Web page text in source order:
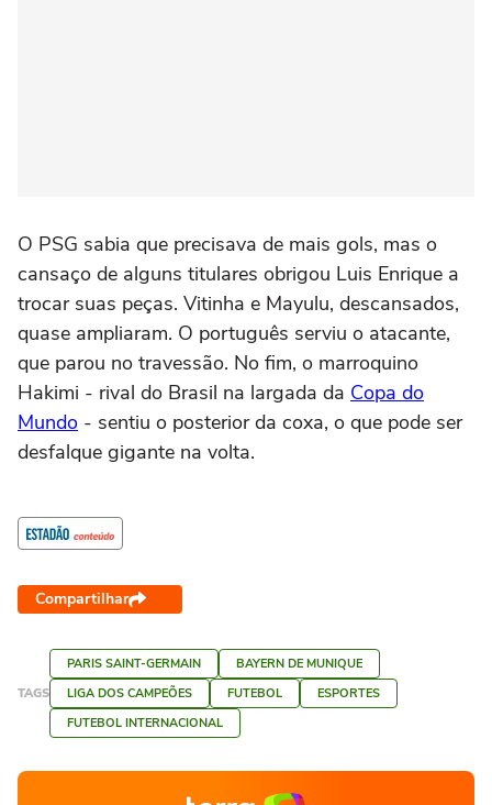
O PSG sabia que precisava de mais gols, mas o
cansaço de alguns titulares obrigou Luis Enrique a
trocar suas peças. Vitinha e Mayulu, descansados,
quase ampliaram. O português serviu o atacante,
que parou no travessão. No fim, o marroquino
Hakimi - rival do Brasil na largada da Copa do
Mundo - sentiu o posterior da coxa, o que pode ser
desfalque gigante na volta.
Compartilhar
TAGS
PARIS SAINT-GERMAIN
BAYERN DE MUNIQUE
LIGA DOS CAMPEÕES
FUTEBOL
ESPORTES
FUTEBOL INTERNACIONAL